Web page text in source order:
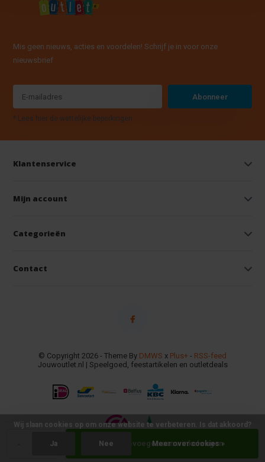
+ Toevoegen aan winkelwagen
Mis geen nieuws, acties en voordelen! Schrijf je in voor onze
nieuwsbrief
Abonneer
* Lees hier de wettelijke beperkingen
Klantenservice
Mijn account
Categorieën
Contact
© Copyright 2026 - Theme By DMWS x Plus+ - RSS-feed
Jouwoutlet.nl | Speelgoed, feestartikelen en outletdeals
Wij slaan cookies op om onze website te verbeteren. Is dat akkoord?
Ja Nee Meer over cookies »